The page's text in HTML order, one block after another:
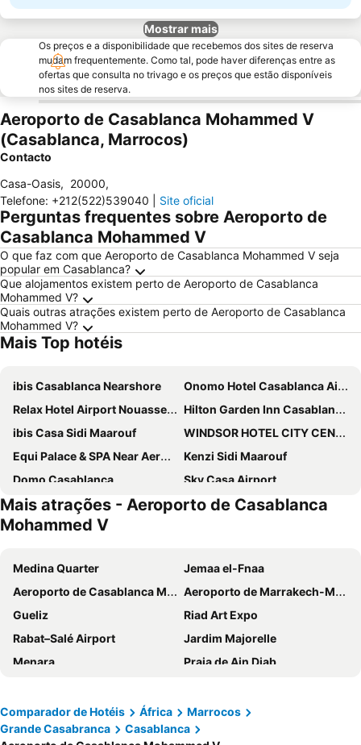
Mostrar mais
Os preços e a disponibilidade que recebemos dos sites de reserva
mudam frequentemente. Como tal, pode haver diferenças entre as
ofertas que consulta no trivago e os preços que estão disponíveis
nos sites de reserva.
Aeroporto de Casablanca Mohammed V
(Casablanca, Marrocos)
Contacto
Casa-Oasis, 20000,
Telefone: +212(522)539040 Site oficial
Perguntas frequentes sobre Aeroporto de
Casablanca Mohammed V
O que faz com que Aeroporto de Casablanca Mohammed V seja
popular em Casablanca?
Que alojamentos existem perto de Aeroporto de Casablanca
Mohammed V?
Quais outras atrações existem perto de Aeroporto de Casablanca
Mohammed V?
Mais Top hotéis
ibis Casablanca Nearshore
Onomo Hotel Casablanca Airport
Relax Hotel Airport Nouasseur
Hilton Garden Inn Casablanca Sud
ibis Casa Sidi Maarouf
WINDSOR HOTEL CITY CENTER
Equi Palace & SPA Near Aeroport
Kenzi Sidi Maarouf
Domo Casablanca
Sky Casa Airport
Onomo Casablanca Sidi Maarouf
Hôtel Hariz Son
Casablanca Suites & Spa
Mais atrações - Aeroporto de Casablanca
Mohammed V
Medina Quarter
Jemaa el-Fnaa
Aeroporto de Casablanca Mohammed V
Aeroporto de Marrakech-Menara
Gueliz
Riad Art Expo
Rabat–Salé Airport
Jardim Majorelle
Menara
Praia de Ain Diab
Oualidia Beach
Bains de Marrakech Spa
Marrakesh Railway Station
Théâtre Royal
Comparador de Hotéis África
Marrocos
Grande Casabranca
Casablanca